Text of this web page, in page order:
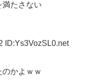
たさない
ID:Ys3VozSL0.net
かよｗｗ